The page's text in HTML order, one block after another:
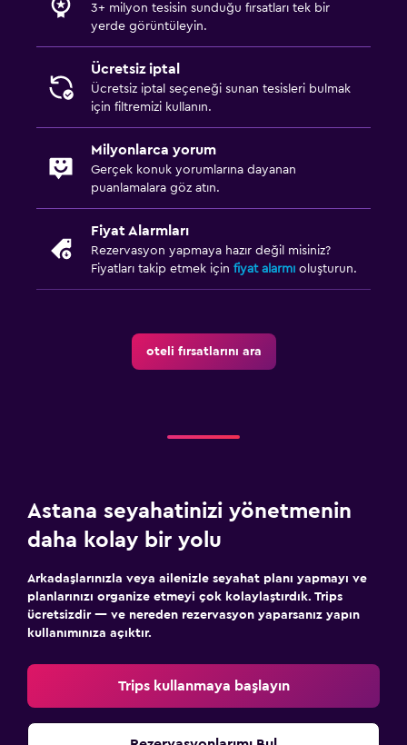
3+ milyon tesisin sunduğu fırsatları tek bir
yerde görüntüleyin.
Ücretsiz iptal
Ücretsiz iptal seçeneği sunan tesisleri bulmak
için filtremizi kullanın.
Milyonlarca yorum
Gerçek konuk yorumlarına dayanan
puanlamalara göz atın.
Fiyat Alarmları
Rezervasyon yapmaya hazır değil misiniz?
Fiyatları takip etmek için fiyat alarmı oluşturun.
oteli fırsatlarını ara
Astana seyahatinizi yönetmenin
daha kolay bir yolu
Arkadaşlarınızla veya ailenizle seyahat planı yapmayı ve
planlarınızı organize etmeyi çok kolaylaştırdık. Trips
ücretsizdir — ve nereden rezervasyon yaparsanız yapın
kullanımınıza açıktır.
Trips kullanmaya başlayın